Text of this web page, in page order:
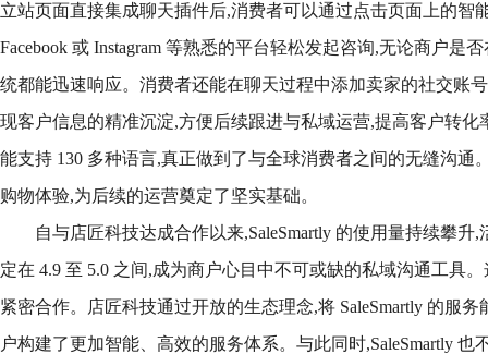
立站页面直接集成聊天插件后,消费者可以通过点击页面上的智
Facebook 或 Instagram 等熟悉的平台轻松发起咨询,无论商户是
统都能迅速响应。消费者还能在聊天过程中添加卖家的社交账
现客户信息的精准沉淀,方便后续跟进与私域运营,提高客户转化
能支持 130 多种语言,真正做到了与全球消费者之间的无缝沟通
购物体验,为后续的运营奠定了坚实基础。
自与店匠科技达成合作以来,SaleSmartly 的使用量持续攀升
定在 4.9 至 5.0 之间,成为商户心目中不可或缺的私域沟通工具
紧密合作。店匠科技通过开放的生态理念,将 SaleSmartly 的服
户构建了更加智能、高效的服务体系。与此同时,SaleSmartly 也